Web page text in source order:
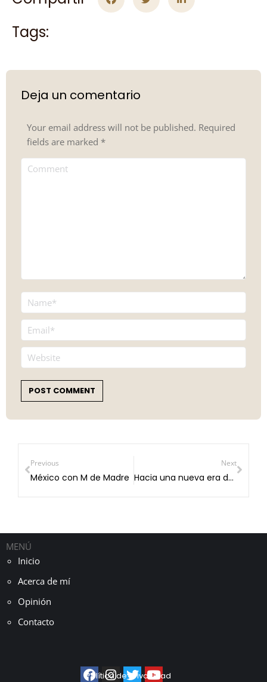
Tags:
Deja un comentario
Your email address will not be published. Required
fields are marked *
Comment
Name *
Email *
Website
POST COMMENT
Previous
México con M de Madre
Next
Hacia una nueva era del gobierno digital en México
MENÚ
Inicio
Acerca de mí
Opinión
Contacto
Política de privacidad